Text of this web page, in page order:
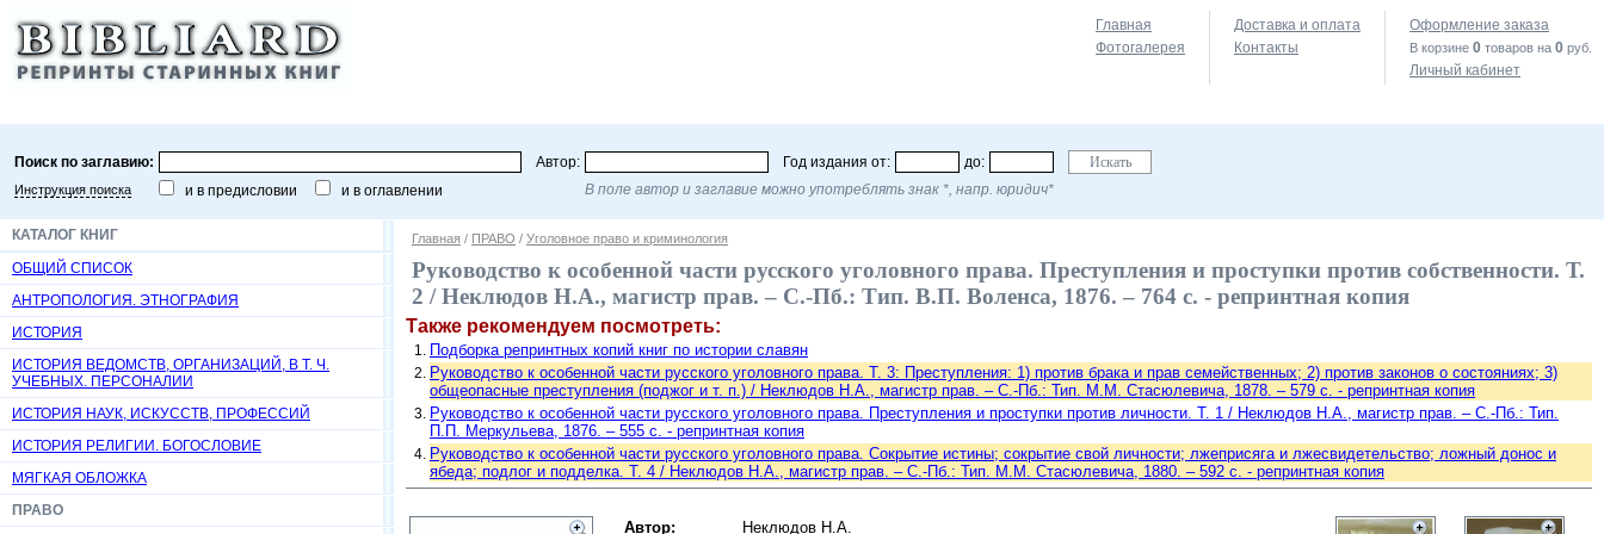
Главная
Фотогалерея
Доставка и оплата
Контакты
Оформление заказа
В корзине 0 товаров на 0 руб.
Личный кабинет
Поиск по заглавию: Автор: Год издания от: до:
Инструкция поиска и в предисловии и в оглавлении В поле автор и заглавие можно употреблять знак *, напр. юридич*
КАТАЛОГ КНИГ
ОБЩИЙ СПИСОК
АНТРОПОЛОГИЯ. ЭТНОГРАФИЯ
ИСТОРИЯ
ИСТОРИЯ ВЕДОМСТВ, ОРГАНИЗАЦИЙ, В Т. Ч.
УЧЕБНЫХ. ПЕРСОНАЛИИ
ИСТОРИЯ НАУК, ИСКУССТВ, ПРОФЕССИЙ
ИСТОРИЯ РЕЛИГИИ. БОГОСЛОВИЕ
МЯГКАЯ ОБЛОЖКА
ПРАВО
Главная / ПРАВО / Уголовное право и криминология
Руководство к особенной части русского уголовного права. Преступления и проступки против собственности. Т.
2 / Неклюдов Н.А., магистр прав. – С.-Пб.: Тип. В.П. Воленса, 1876. – 764 с. - репринтная копия
Также рекомендуем посмотреть:
Подборка репринтных копий книг по истории славян
Руководство к особенной части русского уголовного права. Т. 3: Преступления: 1) против брака и прав семейственных; 2) против законов о состояниях; 3)
общеопасные преступления (поджог и т. п.) / Неклюдов Н.А., магистр прав. – С.-Пб.: Тип. М.М. Стасюлевича, 1878. – 579 с. - репринтная копия
Руководство к особенной части русского уголовного права. Преступления и проступки против личности. Т. 1 / Неклюдов Н.А., магистр прав. – С.-Пб.: Тип.
П.П. Меркульева, 1876. – 555 с. - репринтная копия
Руководство к особенной части русского уголовного права. Сокрытие истины; сокрытие свой личности; лжеприсяга и лжесвидетельство; ложный донос и
ябеда; подлог и подделка. Т. 4 / Неклюдов Н.А., магистр прав. – С.-Пб.: Тип. М.М. Стасюлевича, 1880. – 592 с. - репринтная копия
Автор:
Неклюдов Н.А.